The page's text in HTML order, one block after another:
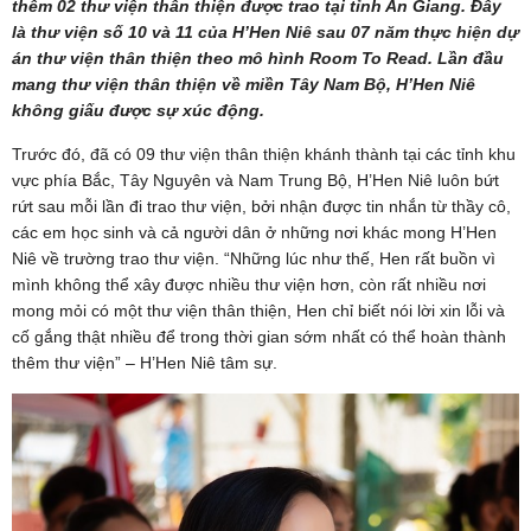
thêm 02 thư viện thân thiện được trao tại tỉnh An Giang. Đây
là thư viện số 10 và 11 của H’Hen Niê sau 07 năm thực hiện dự
án thư viện thân thiện theo mô hình Room To Read. Lần đầu
mang thư viện thân thiện về miền Tây Nam Bộ, H’Hen Niê
không giấu được sự xúc động.
Trước đó, đã có 09 thư viện thân thiện khánh thành tại các tỉnh khu
vực phía Bắc, Tây Nguyên và Nam Trung Bộ, H’Hen Niê luôn bứt
rứt sau mỗi lần đi trao thư viện, bởi nhận được tin nhắn từ thầy cô,
các em học sinh và cả người dân ở những nơi khác mong H’Hen
Niê về trường trao thư viện. “Những lúc như thế, Hen rất buồn vì
mình không thể xây được nhiều thư viện hơn, còn rất nhiều nơi
mong mỏi có một thư viện thân thiện, Hen chỉ biết nói lời xin lỗi và
cố gắng thật nhiều để trong thời gian sớm nhất có thể hoàn thành
thêm thư viện” – H’Hen Niê tâm sự.